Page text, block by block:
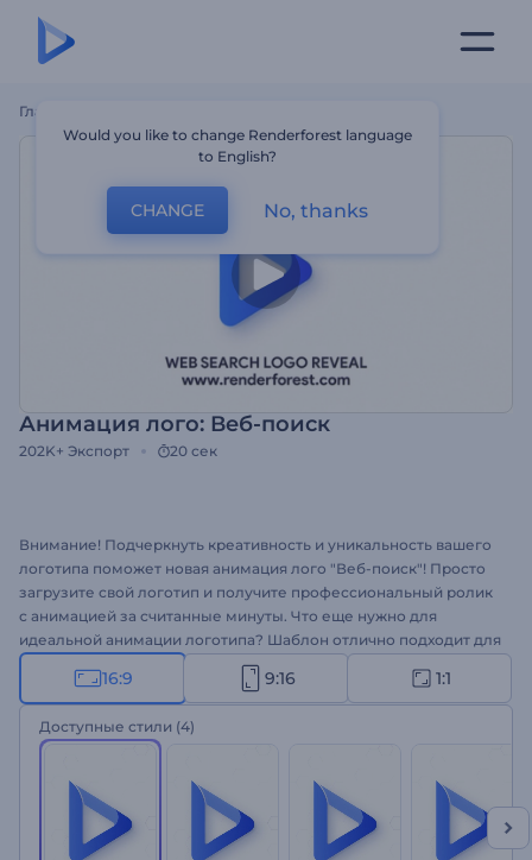
Главная
Анимация лого: Веб-поиск
202K+ Экспорт 20 сек
Внимание! Подчеркнуть креативность и уникальность вашего
логотипа поможет новая анимация лого "Веб-поиск"! Просто
загрузите свой логотип и получите профессиональный ролик
с анимацией за считанные минуты. Что еще нужно для
идеальной анимации логотипа? Шаблон отлично подходит для
оформления презентаций, рекламных роликов, интро
заставок для YouTube-каналов, заставок для бизнес-
мероприятий и многого другого. Создайте ролик с анимацией
логотипа с помощью шаблона "Веб-поиск"!
16:9 9:16 1:1
Доступные стили (4)
Would you like to change Renderforest language
to English?
CHANGE No, thanks